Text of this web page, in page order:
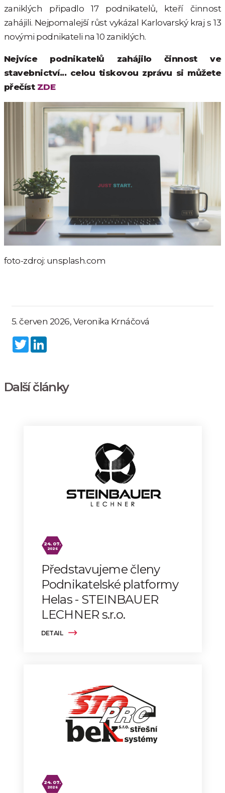
zaniklých připadlo 17 podnikatelů, kteří činnost
zahájili. Nejpomalejší růst vykázal Karlovarský kraj s 13
novými podnikateli na 10 zaniklých.
Nejvíce podnikatelů zahájilo činnost ve
stavebnictví... celou tiskovou zprávu si můžete
přečíst ZDE
foto-zdroj: unsplash.com
5. červen 2026, Veronika Krnáčová
Twitter
Další články
DETAIL
24. 07.
2026
Představujeme členy
Podnikatelské platformy
Helas - STEINBAUER
LECHNER s.r.o.
24. 07.
2026